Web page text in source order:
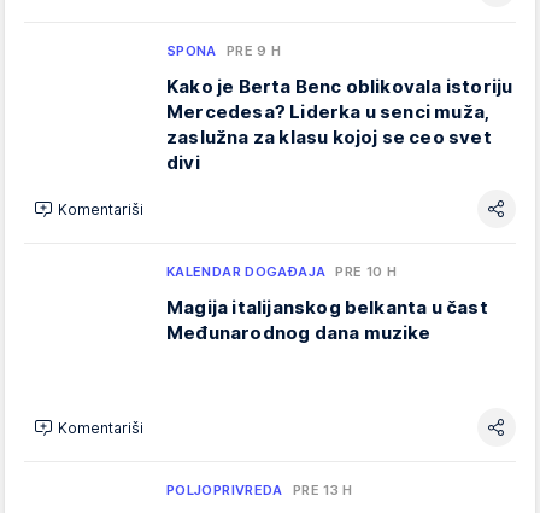
SPONA PRE 9 H
Kako je Berta Benc oblikovala istoriju
Mercedesa? Liderka u senci muža,
zaslužna za klasu kojoj se ceo svet
divi
Komentariši
KALENDAR DOGAĐAJA PRE 10 H
Magija italijanskog belkanta u čast
Međunarodnog dana muzike
Komentariši
POLJOPRIVREDA PRE 13 H